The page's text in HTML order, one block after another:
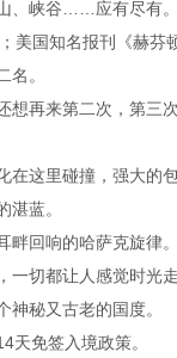
、峡谷……应有尽有
美国知名报刊《赫
名。
想再来第二次，第三
在这里碰撞，强大的
湛蓝。
畔回响的哈萨克旋律
一切都让人感觉时光
秘又古老的国度。
天免签入境政策。